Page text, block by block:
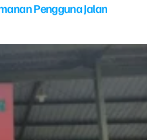
Pengguna Jalan